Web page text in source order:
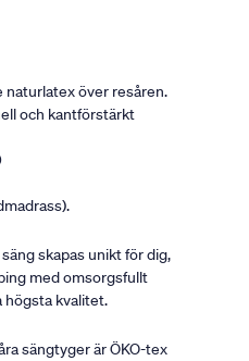
naturlatex över resåren.
och kantförstärkt
skapas unikt för dig,
med omsorgsfullt
högsta kvalitet.
sängtyger är ÖKO-tex